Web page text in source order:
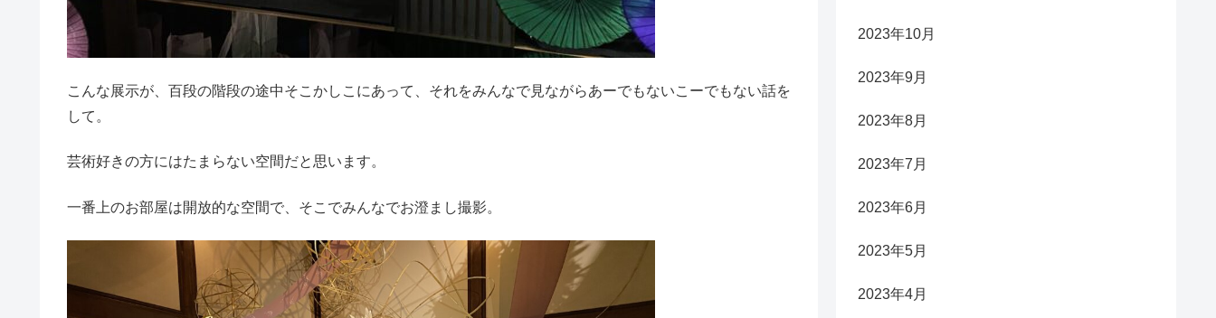
こんな展示が、百段の階段の途中そこかしこにあって、それをみんなで見ながらあーでもないこーでもない話を
して。
芸術好きの方にはたまらない空間だと思います。
一番上のお部屋は開放的な空間で、そこでみんなでお澄まし撮影。
2023年10月
2023年9月
2023年8月
2023年7月
2023年6月
2023年5月
2023年4月